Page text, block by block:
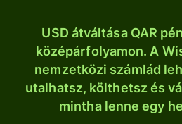
USD átváltása QAR
középárfolyamon. A
nemzetközi számlád
utalhatsz, költhetsz és
mintha lenne egy